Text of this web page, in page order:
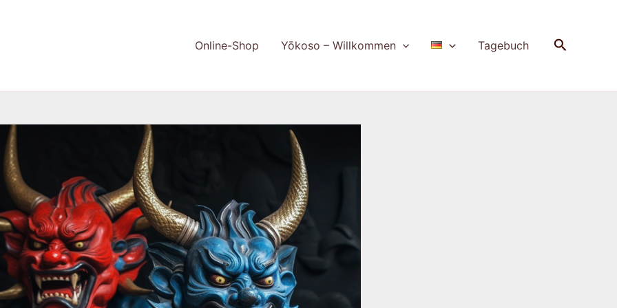
Online-Shop Yōkoso – Willkommen Tagebuch Suchen